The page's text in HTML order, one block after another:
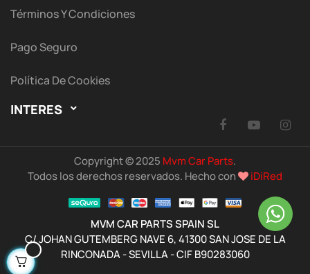
Términos Y Condiciones
Pago Seguro
Política De Cookies
INTERES 
Facebook
Copyright © 2025 Mvm Car Parts.
Todos los derechos reservados. Hecho con
iDiRed
MVM CAR PARTS SPAIN SL
C/ JOHAN GUTEMBERG NAVE 6, 41300 SAN JOSE DE LA
RINCONADA - SEVILLA - CIF B90283060